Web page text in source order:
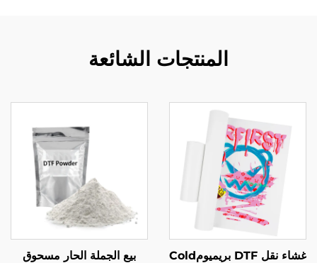
المنتجات الشائعة
غشاء نقل DTF بريميومCold
بيع الجملة الحار مسحوق